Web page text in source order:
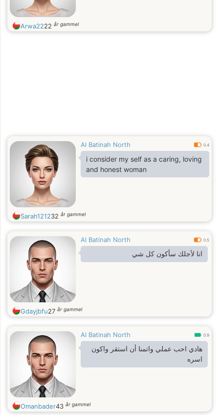
Arwa2222 år gammel
Al Batinah North 0.4
i consider my self as a caring, loving
and honest woman
Sarah121232 år gammel
Al Batinah North 0.5
انا لأجلك سأكون كل شي
Gdayjbfu27 år gammel
Al Batinah North 0.9
هادي احب عملي واتمنا أن استقر واكون
اسره
Omanbader43 år gammel